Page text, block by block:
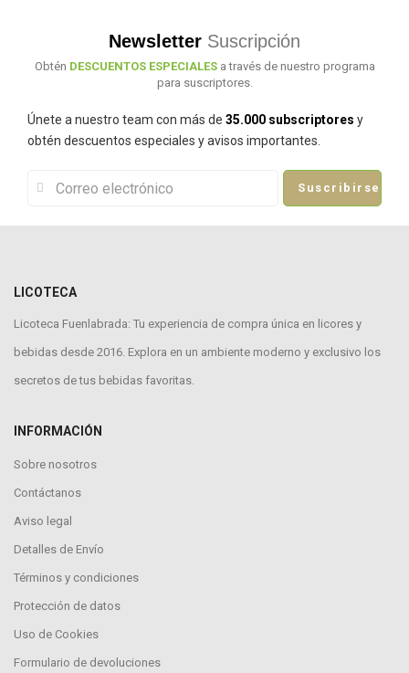
Newsletter Suscripción
Obtén DESCUENTOS ESPECIALES a través de nuestro programa
para suscriptores.
Únete a nuestro team con más de 35.000 subscriptores y
obtén descuentos especiales y avisos importantes.
Suscribirse
LICOTECA
Licoteca Fuenlabrada: Tu experiencia de compra única en licores y
bebidas desde 2016. Explora en un ambiente moderno y exclusivo los
secretos de tus bebidas favoritas.
INFORMACIÓN
Sobre nosotros
Contáctanos
Aviso legal
Detalles de Envío
Términos y condiciones
Protección de datos
Uso de Cookies
Formulario de devoluciones